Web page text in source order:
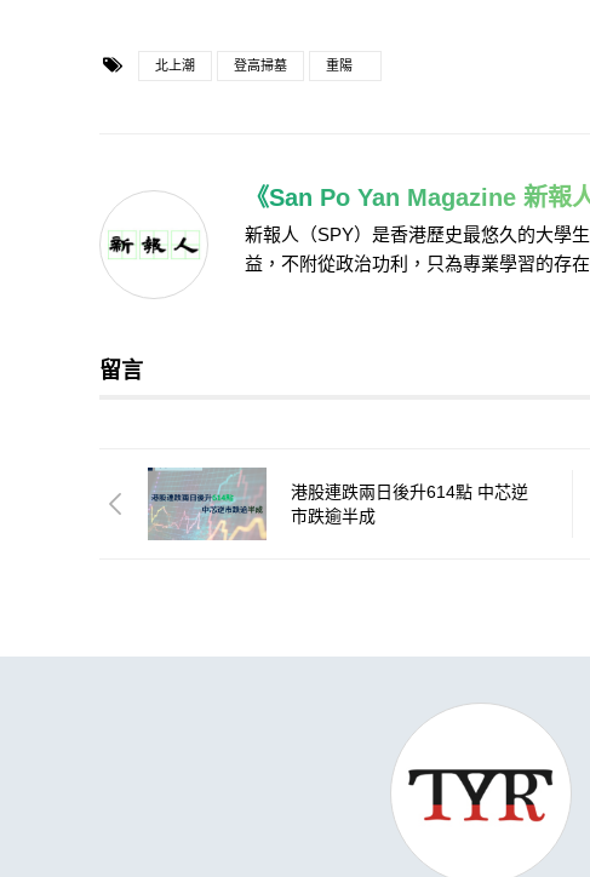
北上潮 登高掃墓 重陽
《San Po Yan Magazine 新報人
新報人（SPY）是香港歷史最悠久的大學
益，不附從政治功利，只為專業學習的存在
留言
港股連跌兩日後升614點 中芯逆
市跌逾半成